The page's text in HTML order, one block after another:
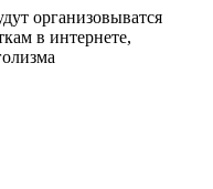
организовыватся
в интернете,